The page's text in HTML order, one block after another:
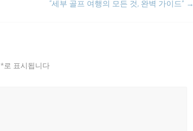
“세부 골프 여행의 모든 것, 완벽 가이드” →
*로 표시됩니다